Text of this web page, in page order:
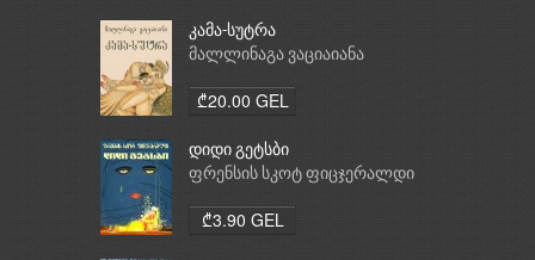
კამა-სუტრა
მალლინაგა ვაციაიანა
₾20.00 GEL
დიდი გეტსბი
ფრენსის სკოტ ფიცჯერალდი
₾3.90 GEL